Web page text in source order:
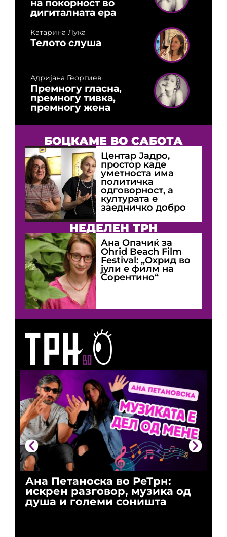
Ана Петаноска во РеТрн:
искрен разговор, музика од
душа и големи соништа
на покорност во
дигиталната ера
Катарина Лука
Телото слуша
Адријана Георгиев
Премногу гласна,
премногу тивка,
премногу жена
БОЦКАМЕ ВО САБОТА
Центар Јадро,
простор каде
уметноста има
политичка
одговорност, а
културата е
заедничко добро
НЕДЕЛЕН ТРН
Ана Опачиќ за
Оhrid Beach Film
Festival: „Охрид во
јули е филм на
Сорентино“